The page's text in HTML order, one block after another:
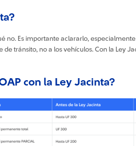
no. Es importante aclararlo,
tránsito, no a los vehículos. Con la Ley
con la Ley Jacinta?